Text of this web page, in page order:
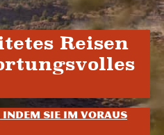
Reisen
Sie im Voraus